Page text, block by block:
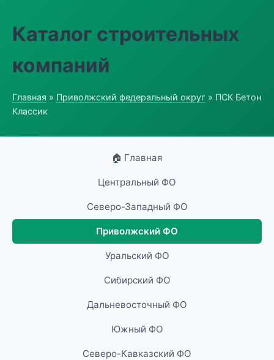
Каталог строительных
компаний
Главная » Приволжский федеральный округ » ПСК Бетон
Классик
🏠 Главная
Центральный ФО
Северо-Западный ФО
Приволжский ФО
Уральский ФО
Сибирский ФО
Дальневосточный ФО
Южный ФО
Северо-Кавказский ФО